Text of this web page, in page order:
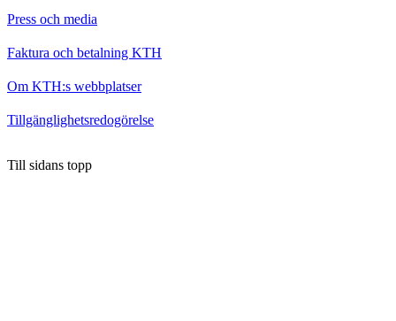
Press och media
Faktura och betalning KTH
Om KTH:s webbplatser
Tillgänglighetsredogörelse
Till sidans topp